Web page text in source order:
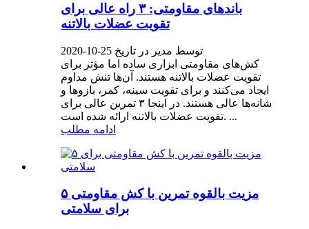
باندهای مقاومتی: ۳ راه عالی برای
تقویت عضلات بالاتنه
توسط مدیر در تاریخ 25-10-2020
کش‌های مقاومتی ابزاری ساده اما مؤثر برای
تقویت عضلات بالاتنه هستند. آن‌ها تنش مداوم
ایجاد می‌کنند و برای تقویت سینه، کمر، بازوها و
شانه‌ها عالی هستند. در اینجا ۳ تمرین عالی برای
تقویت عضلات بالاتنه ارائه شده است. ...
ادامه مطلب
۵ مزیت بالقوه تمرین با کش مقاومتی
برای سلامتی